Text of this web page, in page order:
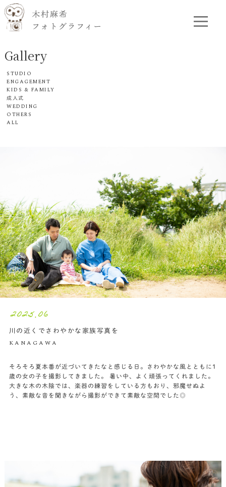
Gallery
STUDIO
ENGAGEMENT
KIDS & FAMILY
成人式
WEDDING
OTHERS
ALL
2025.06
川の近くでさわやかな家族写真を
KANAGAWA
そろそろ夏本番が近づいてきたなと感じる日。さわやかな風とともに1
歳の女の子を撮影してきました。 暑い中、よく頑張ってくれました。
大きな木の木陰では、楽器の練習をしている方もおり、邪魔せぬよ
う、素敵な音を聞きながら撮影ができて素敵な空間でした◎